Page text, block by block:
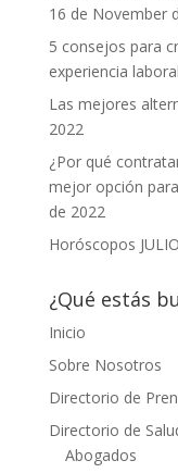
16 de November
5 consejos para
experiencia laboral
Las mejores
2022
¿Por qué
mejor opción
de 2022
Horóscopos
¿Qué estás
Inicio
Sobre Nosotros
Directorio de
Directorio de
Abogados